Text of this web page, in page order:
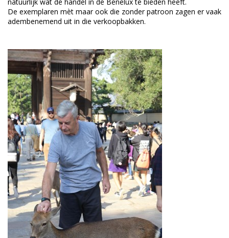
De exemplaren mèt maar ook die zonder patroon zagen er vaak
adembenemend uit in die verkoopbakken.